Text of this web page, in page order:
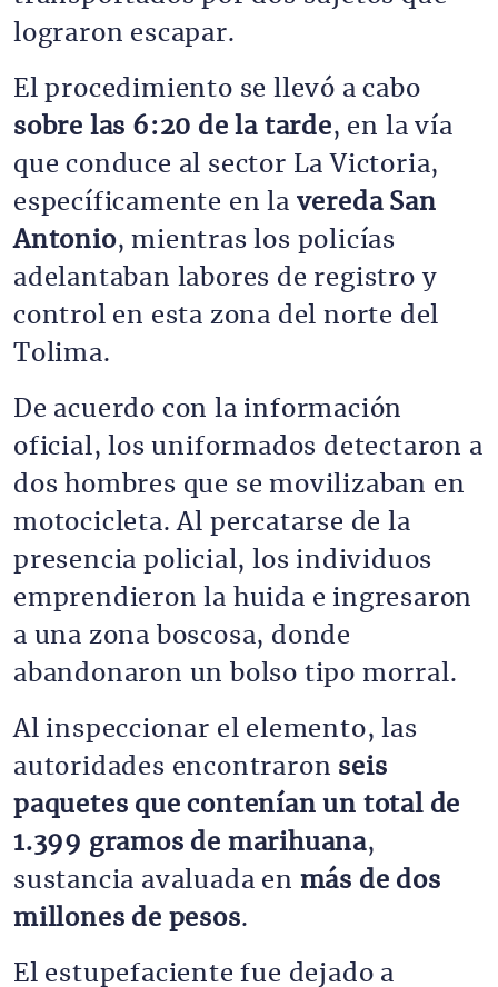
lograron escapar.
El procedimiento se llevó a cabo
sobre las 6:20 de la tarde, en la vía
que conduce al sector La Victoria,
específicamente en la vereda San
Antonio, mientras los policías
adelantaban labores de registro y
control en esta zona del norte del
Tolima.
De acuerdo con la información
oficial, los uniformados detectaron a
dos hombres que se movilizaban en
motocicleta. Al percatarse de la
presencia policial, los individuos
emprendieron la huida e ingresaron
a una zona boscosa, donde
abandonaron un bolso tipo morral.
Al inspeccionar el elemento, las
autoridades encontraron seis
paquetes que contenían un total de
1.399 gramos de marihuana,
sustancia avaluada en más de dos
millones de pesos.
El estupefaciente fue dejado a